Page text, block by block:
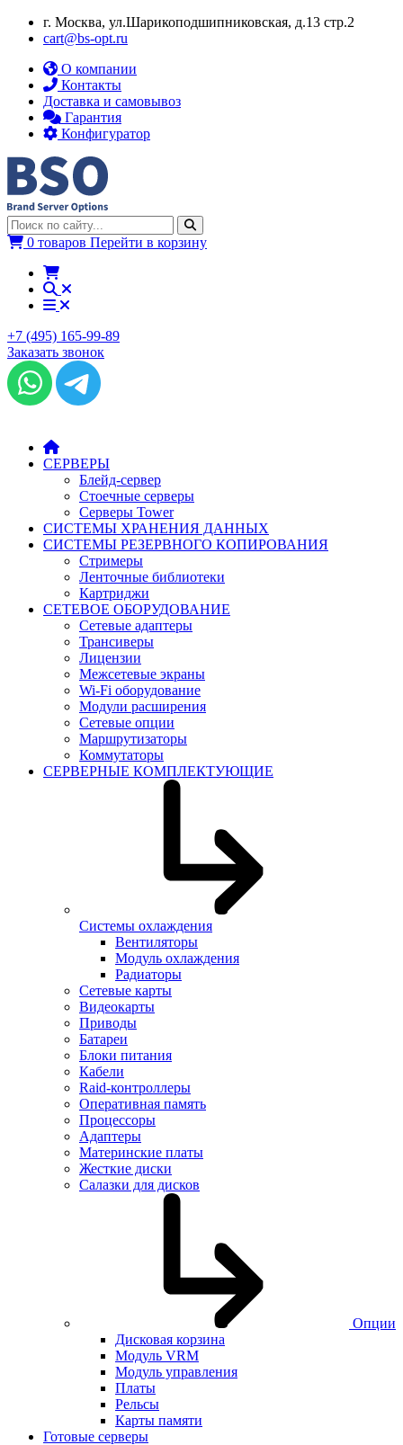
г. Москва, ул.​​Шарикоподшипниковская, д.13 стр.2
cart@bs-opt.ru
О компании
Контакты
Доставка и самовывоз
Гарантия
Конфигуратор
0 товаров Перейти в корзину
+7 (495) 165-99-89
Заказать звонок
СЕРВЕРЫ
Блейд-сервер
Стоечные серверы
Серверы Tower
СИСТЕМЫ ХРАНЕНИЯ ДАННЫХ
СИСТЕМЫ РЕЗЕРВНОГО КОПИРОВАНИЯ
Стримеры
Ленточные библиотеки
Картриджи
СЕТЕВОЕ ОБОРУДОВАНИЕ
Сетевые адаптеры
Трансиверы
Лицензии
Межсетевые экраны
Wi-Fi оборудование
Модули расширения
Сетевые опции
Маршрутизаторы
Коммутаторы
СЕРВЕРНЫЕ КОМПЛЕКТУЮЩИЕ
Системы охлаждения
Вентиляторы
Модуль охлаждения
Радиаторы
Сетевые карты
Видеокарты
Приводы
Батареи
Блоки питания
Кабели
Raid-контроллеры
Оперативная память
Процессоры
Адаптеры
Материнские платы
Жесткие диски
Салазки для дисков
Опции
Дисковая корзина
Модуль VRM
Модуль управления
Платы
Рельсы
Карты памяти
Готовые серверы